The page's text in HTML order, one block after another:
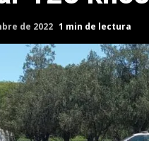
de 2022 1 min de lectura